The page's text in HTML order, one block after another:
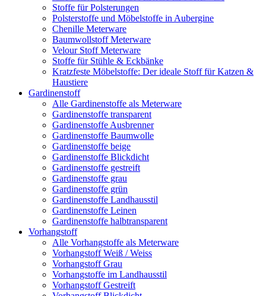
Stoffe für Polsterungen
Polsterstoffe und Möbelstoffe in Aubergine
Chenille Meterware
Baumwollstoff Meterware
Velour Stoff Meterware
Stoffe für Stühle & Eckbänke
Kratzfeste Möbelstoffe: Der ideale Stoff für Katzen &
Haustiere
Gardinenstoff
Alle Gardinenstoffe als Meterware
Gardinenstoffe transparent
Gardinenstoffe Ausbrenner
Gardinenstoffe Baumwolle
Gardinenstoffe beige
Gardinenstoffe Blickdicht
Gardinenstoffe gestreift
Gardinenstoffe grau
Gardinenstoffe grün
Gardinenstoffe Landhausstil
Gardinenstoffe Leinen
Gardinenstoffe halbtransparent
Vorhangstoff
Alle Vorhangstoffe als Meterware
Vorhangstoff Weiß / Weiss
Vorhangstoff Grau
Vorhangstoffe im Landhausstil
Vorhangstoff Gestreift